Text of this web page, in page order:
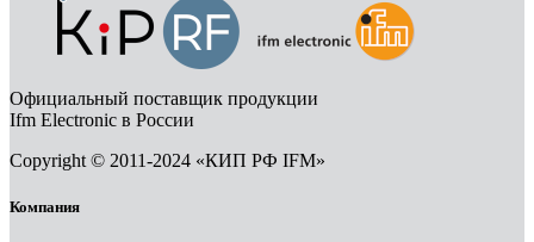
Официальный поставщик продукции
Ifm Electronic в России
Copyright © 2011-2024 «КИП РФ IFM»
Компания